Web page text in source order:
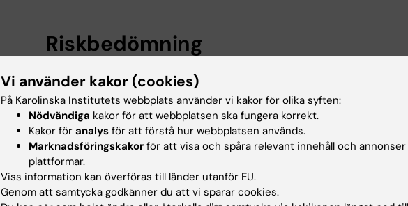
Riskbedömning
ligga under 5 μg/m³. WHO menar att om halterna innehåller det
rekommenderade årsmedelvärdet så behövs troligen inte någon
särskild reglering av kortsiktigt höga halter. WHO anger dock 15
45 μg/m³ som högsta rekommenderade dygnsmedelvärde (fjärde
sämsta dygnet per år) för PM 2.5 respektive PM10. WHO:s
är att inga befolkningsstudier kunnat påvisa någon tröskel under
vilken hälsoeffekter inte förekommer. Andra mått på partiklar från
förbränning har diskuterats, t.ex. ultrafina partiklar och olika sätt
Vi använder kakor (cookies)
På Karolinska Institutets webbplats använder vi kakor för olika syften:
Nödvändiga kakor för att webbplatsen ska fungera korrekt.
Kakor för analys för att förstå hur webbplatsen används.
Marknadsföringskakor för att visa och spåra relevant innehåll och
plattformar.
Viss information kan överföras till länder utanför EU.
Genom att samtycka godkänner du att vi sparar cookies.